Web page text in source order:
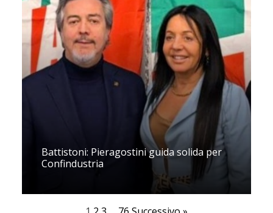
Battistoni: Pieragostini guida solida per
Confindustria